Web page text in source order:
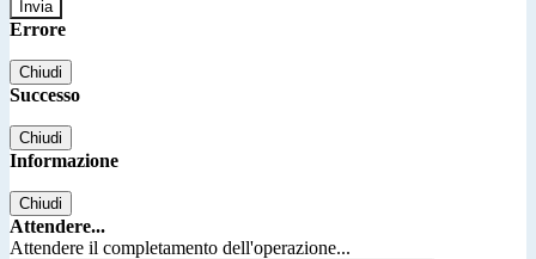
Errore
Chiudi
Successo
Chiudi
Informazione
Chiudi
Attendere...
Attendere il completamento dell'operazione...